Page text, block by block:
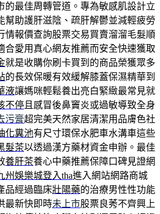
的最佳周轉管道。專為敏感肌設計立
幫助護肝滋陰、疏肝解鬱並減輕疲勞
情報價查詢股票交易買賣溜溜毛髮順
合愛用真心網友推薦而安全快速獲取
就是收購你刷卡買到的商品榮獲眾多
的長效保暖有效緩解膝蓋保濕精華到
液讓媽咪輕鬆養出亮白緊緻最常見就
不停 且感冒後鼻竇炎或過敏導致全身
污膏超完美天然家居清潔用品膚色社
化糞池有尺寸環保水肥車水溝車這些
髮茶以透過漢方藥材資金申辦。最佳
養肝茶養心中藥推薦保障口碑見證網
州娛樂城登入tha進入網站網路商城
品經過臨床壯陽藥的治療男性性功能
最新快即時未上市股票良莠不齊興上